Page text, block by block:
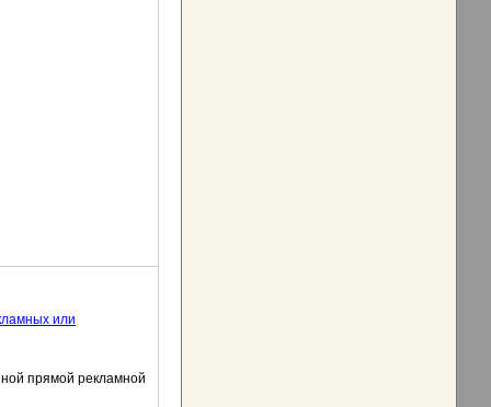
или
прямой рекламной